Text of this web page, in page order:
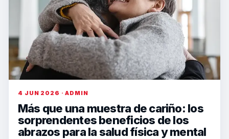
4 JUN 2026 · ADMIN
Más que una muestra de cariño: los
sorprendentes beneficios de los
abrazos para la salud física y mental